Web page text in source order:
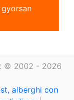
© 2002 - 2026
alberghi con